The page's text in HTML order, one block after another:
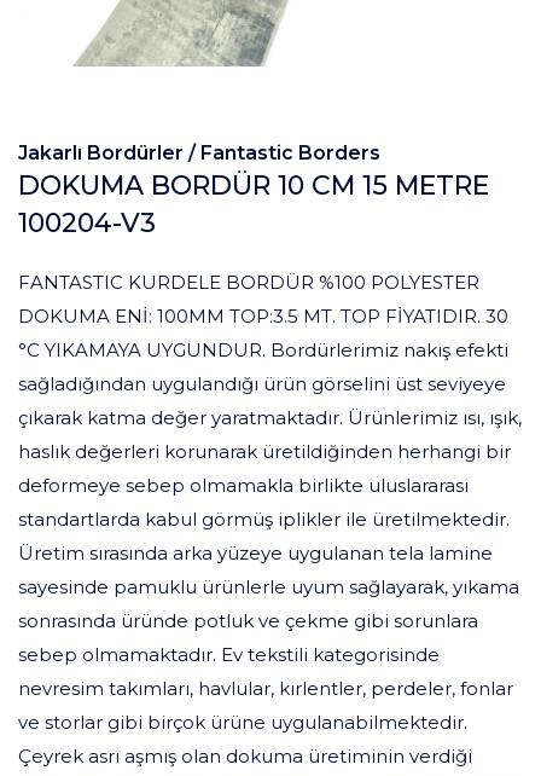
Jakarlı Bordürler / Fantastic Borders
DOKUMA BORDÜR 10 CM 15 METRE
100204-V3
FANTASTIC KURDELE BORDÜR %100 POLYESTER
DOKUMA ENİ: 100MM TOP:3.5 MT. TOP FİYATIDIR. 30
°C YIKAMAYA UYGUNDUR. Bordürlerimiz nakış efekti
sağladığından uygulandığı ürün görselini üst seviyeye
çıkarak katma değer yaratmaktadır. Ürünlerimiz ısı, ışık,
haslık değerleri korunarak üretildiğinden herhangi bir
deformeye sebep olmamakla birlikte uluslararası
standartlarda kabul görmüş iplikler ile üretilmektedir.
Üretim sırasında arka yüzeye uygulanan tela lamine
sayesinde pamuklu ürünlerle uyum sağlayarak, yıkama
sonrasında üründe potluk ve çekme gibi sorunlara
sebep olmamaktadır. Ev tekstili kategorisinde
nevresim takımları, havlular, kırlentler, perdeler, fonlar
ve storlar gibi birçok ürüne uygulanabilmektedir.
Çeyrek asrı aşmış olan dokuma üretiminin verdiği